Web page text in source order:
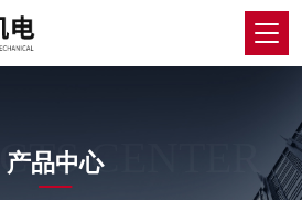
CENTER
产品中心